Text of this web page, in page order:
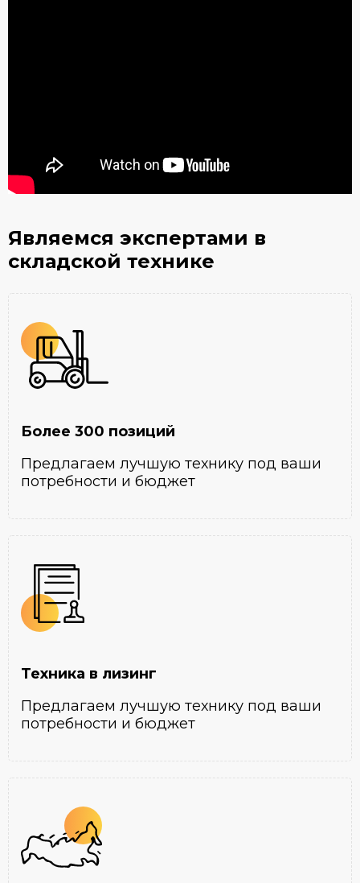
Являемся экспертами в
складской технике
Более 300 позиций
Предлагаем лучшую технику под ваши
потребности и бюджет
Техника в лизинг
Предлагаем лучшую технику под ваши
потребности и бюджет